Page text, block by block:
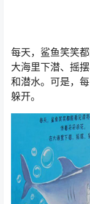
每天，鲨鱼笑笑
大海里下潜、摇
和潜水。可是，
躲开。